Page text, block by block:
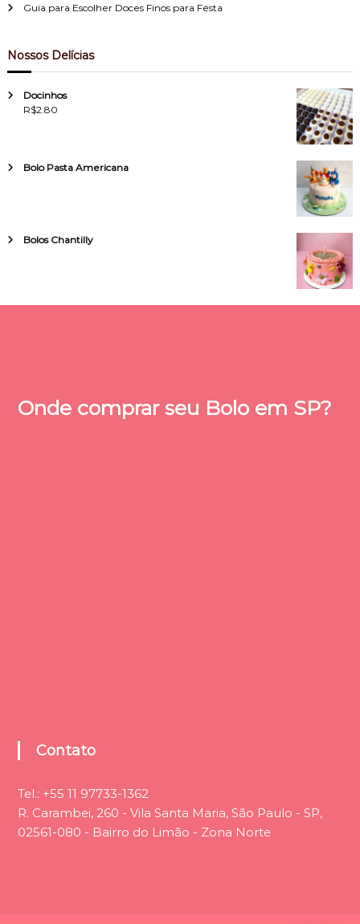
Guia para Escolher Doces Finos para Festa
Nossos Delícias
Docinhos
R$2.80
Bolo Pasta Americana
Bolos Chantilly
Onde comprar seu Bolo em SP?
Contato
Tel.: +55 11 97733-1362
R. Carambei, 260 - Vila Santa Maria, São Paulo - SP,
02561-080 - Bairro do Limão - Zona Norte